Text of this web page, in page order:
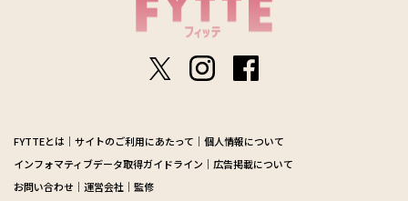
FYTTEとは サイトのご利用にあたって
個人情報について
インフォマティブデータ取得ガイドライン
広告掲載について
お問い合わせ
運営会社 監修